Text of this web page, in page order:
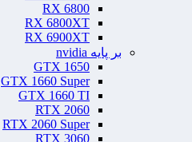
RX 6800
RX 6800XT
RX 6900XT
بر پایه nvidia
GTX 1650
GTX 1660 Super
GTX 1660 TI
RTX 2060
RTX 2060 Super
RTX 3060